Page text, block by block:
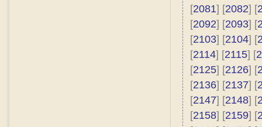
[2081] [2082] [
[2092] [2093] [
[2103] [2104] [
[2114] [2115] [
[2125] [2126] [
[2136] [2137] [
[2147] [2148] [
[2158] [2159] [